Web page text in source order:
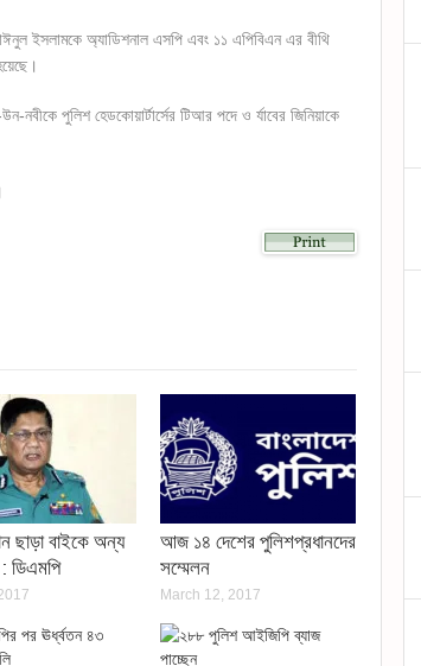
ইসলামকে অ্যাডিশনাল এসপি এবং ১১ এপিবিএন এর বীথি
নবীকে পুলিশ হেডকোয়ার্টার্সের টিআর পদে ও র্যাবের জিনিয়াকে
ছাড়া বাইকে অন্য
ডিএমপি
আজ ১৪ দেশের পুলিশপ্রধানদের
সম্মেলন
March 12, 2017